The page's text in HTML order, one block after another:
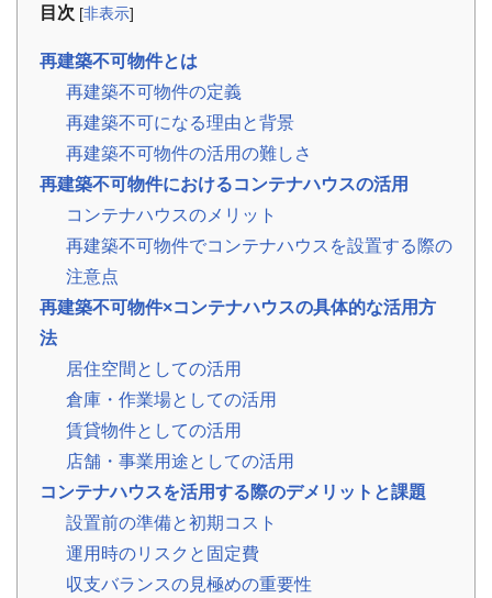
立
コ
ラ
ム
相
続・
共
有
持
分・
空
き
家・
税
▾
客
様
の
声
ご
依
頼
い
た
だ
い
た
お
目次 [非表示]
再建築不可物件とは
再建築不可物件の定義
再建築不可になる理由と背景
再建築不可物件の活用の難しさ
再建築不可物件におけるコンテナハウスの活用
コンテナハウスのメリット
再建築不可物件でコンテナハウスを設置する際の
注意点
再建築不可物件×コンテナハウスの具体的な活用方
法
居住空間としての活用
倉庫・作業場としての活用
賃貸物件としての活用
店舗・事業用途としての活用
コンテナハウスを活用する際のデメリットと課題
設置前の準備と初期コスト
運用時のリスクと固定費
収支バランスの見極めの重要性